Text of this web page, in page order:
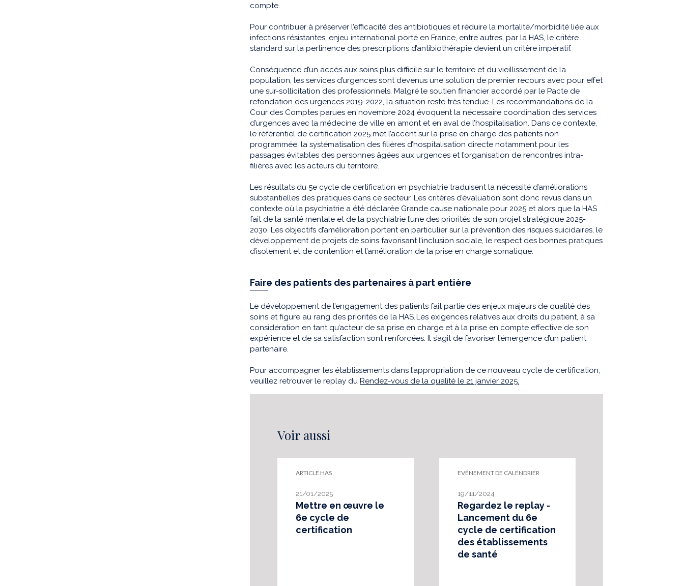
compte.
Pour contribuer à préserver l’efficacité des antibiotiques et réduire la mortalité/morbidité liée aux
infections résistantes, enjeu international porté en France, entre autres, par la HAS, le critère
standard sur la pertinence des prescriptions d’antibiothérapie devient un critère impératif.
Conséquence d’un accès aux soins plus difficile sur le territoire et du vieillissement de la
population, les services d’urgences sont devenus une solution de premier recours avec pour effet
une sur-sollicitation des professionnels. Malgré le soutien financier accordé par le Pacte de
refondation des urgences 2019-2022, la situation reste très tendue. Les recommandations de la
Cour des Comptes parues en novembre 2024 évoquent la nécessaire coordination des services
d’urgences avec la médecine de ville en amont et en aval de l’hospitalisation. Dans ce contexte,
le référentiel de certification 2025 met l’accent sur la prise en charge des patients non
programmée, la systématisation des filières d’hospitalisation directe notamment pour les
passages évitables des personnes âgées aux urgences et l’organisation de rencontres intra-
filières avec les acteurs du territoire.
Les résultats du 5e cycle de certification en psychiatrie traduisent la nécessité d’améliorations
substantielles des pratiques dans ce secteur. Les critères d’évaluation sont donc revus dans un
contexte où la psychiatrie a été déclarée Grande cause nationale pour 2025 et alors que la HAS
fait de la santé mentale et de la psychiatrie l’une des priorités de son projet stratégique 2025-
2030. Les objectifs d’amélioration portent en particulier sur la prévention des risques suicidaires, le
développement de projets de soins favorisant l’inclusion sociale, le respect des bonnes pratiques
d’isolement et de contention et l’amélioration de la prise en charge somatique.
Faire des patients des partenaires à part entière
Le développement de l’engagement des patients fait partie des enjeux majeurs de qualité des
soins et figure au rang des priorités de la HAS. Les exigences relatives aux droits du patient, à sa
considération en tant qu’acteur de sa prise en charge et à la prise en compte effective de son
expérience et de sa satisfaction sont renforcées. Il s’agit de favoriser l’émergence d’un patient
partenaire.
Pour accompagner les établissements dans l’appropriation de ce nouveau cycle de certification,
veuillez retrouver le replay du Rendez-vous de la qualité le 21 janvier 2025.
Voir aussi
ARTICLE HAS
21/01/2025
Mettre en œuvre le
6e cycle de
certification
EVÉNEMENT DE CALENDRIER
19/11/2024
Regardez le replay -
Lancement du 6e
cycle de certification
des établissements
de santé